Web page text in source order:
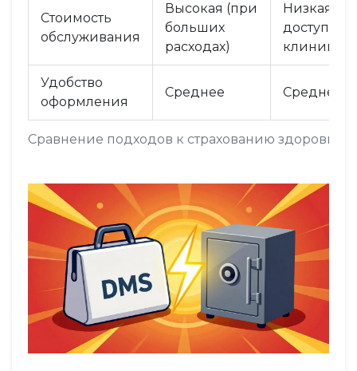
Сравнение подходов к страхованию здоровья
Стоимость
обслуживания
Высокая (при
больших
расходах)
Низкая
доступа к
клиникам)
Удобство
оформления
Среднее Среднее